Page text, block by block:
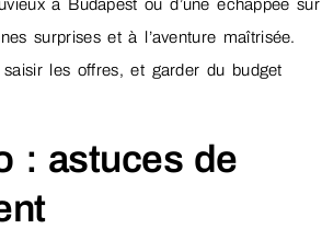
à Budapest ou d’une échappée sur
surprises et à l’aventure maîtrisée.
les offres, et garder du budget
: astuces de